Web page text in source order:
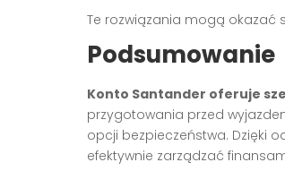
Te rozwiązania mogą okazać
Podsumowanie
Konto Santander oferuje
przygotowania przed
opcji bezpieczeństwa. Dzięki
efektywnie zarządzać